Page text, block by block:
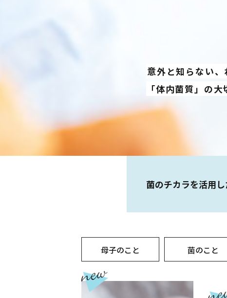
意外と知らない、
「体内菌質」の
菌のチカラを活用
母子のこと 菌のこと